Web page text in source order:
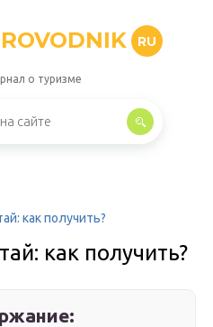
RU
о туризме
как получить?
как получить?